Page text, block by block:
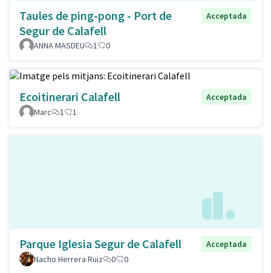
Taules de ping-pong - Port de
Segur de Calafell
Acceptada
ANNA MASDEU 1 0
Ecoitinerari Calafell
Acceptada
Marc
1 1
Parque Iglesia Segur de Calafell
Acceptada
Nacho Herrera Ruiz
0 0